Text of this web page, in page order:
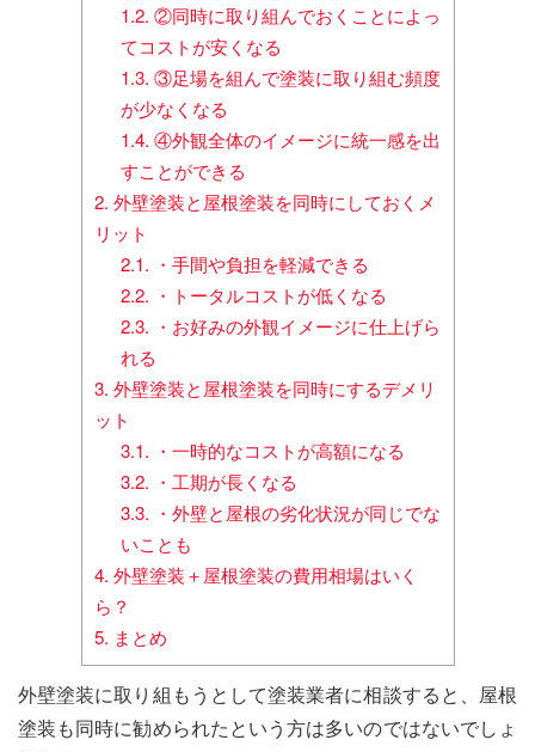
1.2. ②同時に取り組んでおくことによっ
てコストが安くなる
1.3. ③足場を組んで塗装に取り組む頻度
が少なくなる
1.4. ④外観全体のイメージに統一感を出
すことができる
2. 外壁塗装と屋根塗装を同時にしておくメ
リット
2.1. ・手間や負担を軽減できる
2.2. ・トータルコストが低くなる
2.3. ・お好みの外観イメージに仕上げら
れる
3. 外壁塗装と屋根塗装を同時にするデメリ
ット
3.1. ・一時的なコストが高額になる
3.2. ・工期が長くなる
3.3. ・外壁と屋根の劣化状況が同じでな
いことも
4. 外壁塗装＋屋根塗装の費用相場はいく
ら？
5. まとめ
外壁塗装に取り組もうとして塗装業者に相談すると、屋根
塗装も同時に勧められたという方は多いのではないでしょ